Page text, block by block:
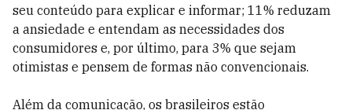
seu conteúdo para explicar e informar; 11% reduzam
a ansiedade e entendam as necessidades dos
consumidores e, por último, para 3% que sejam
otimistas e pensem de formas não convencionais.
Além da comunicação, os brasileiros estão